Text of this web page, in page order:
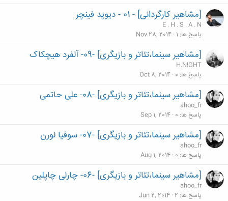
[مشاهیر کارگردانی] - 01 - دیوید فینچر
E . H . S . A . N
پاسخ ها 1
Nov 28, 2014
[مشاهیر سینما،تئاتر و بازیگری] -09- آلفرد هیچکاک
H.N!GHT
پاسخ ها 0
Oct 8, 2014
[مشاهیر سینما،تئاتر و بازیگری] -08- علی حاتمی
ahoo_fr
پاسخ ها 0
Sep 1, 2014
[مشاهیر سینما،تئاتر و بازیگری] -07- سوفیا لورن
ahoo_fr
پاسخ ها 0
Aug 1, 2014
[مشاهیر سینما،تئاتر و بازیگری] -06- چارلی چاپلین
ahoo_fr
پاسخ ها 2
Jun 2, 2014